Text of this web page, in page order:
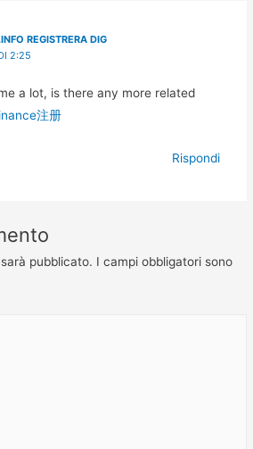
REGISTRERA DIG
2:25
a lot, is there any more related
注册
Rispondi
pubblicato. I campi obbligatori sono